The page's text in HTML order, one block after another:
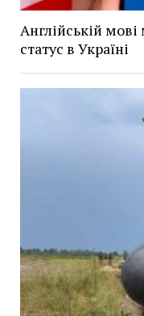
Англійській
статус в Україні